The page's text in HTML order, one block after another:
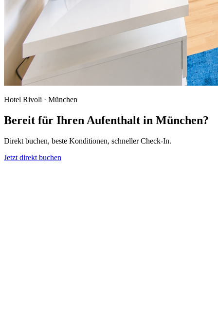
Hotel Rivoli · München
Bereit für Ihren Aufenthalt in München?
Direkt buchen, beste Konditionen, schneller Check-In.
Jetzt direkt buchen